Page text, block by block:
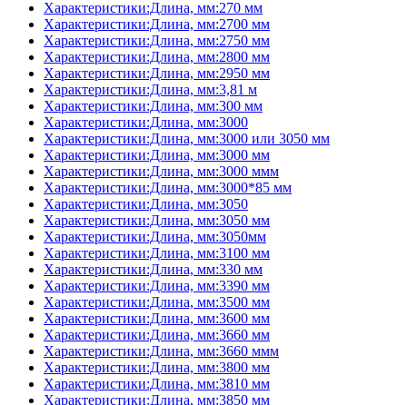
Характеристики:Длина, мм:270 мм
Характеристики:Длина, мм:2700 мм
Характеристики:Длина, мм:2750 мм
Характеристики:Длина, мм:2800 мм
Характеристики:Длина, мм:2950 мм
Характеристики:Длина, мм:3,81 м
Характеристики:Длина, мм:300 мм
Характеристики:Длина, мм:3000
Характеристики:Длина, мм:3000 или 3050 мм
Характеристики:Длина, мм:3000 мм
Характеристики:Длина, мм:3000 ммм
Характеристики:Длина, мм:3000*85 мм
Характеристики:Длина, мм:3050
Характеристики:Длина, мм:3050 мм
Характеристики:Длина, мм:3050мм
Характеристики:Длина, мм:3100 мм
Характеристики:Длина, мм:330 мм
Характеристики:Длина, мм:3390 мм
Характеристики:Длина, мм:3500 мм
Характеристики:Длина, мм:3600 мм
Характеристики:Длина, мм:3660 мм
Характеристики:Длина, мм:3660 ммм
Характеристики:Длина, мм:3800 мм
Характеристики:Длина, мм:3810 мм
Характеристики:Длина, мм:3850 мм